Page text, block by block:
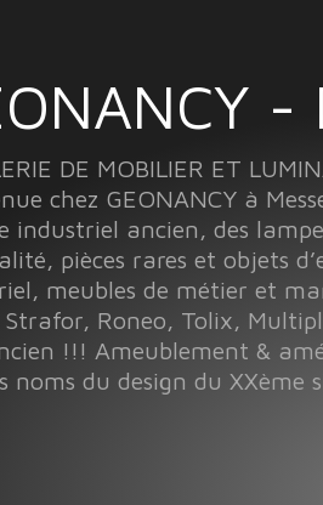
DE MOBILIER ET
chez GEONANCY à
industriel ancien, des
pièces rares et objets
meubles de métier et
Strafor, Roneo, Tolix,
!!! Ameublement &
noms du design du XXème